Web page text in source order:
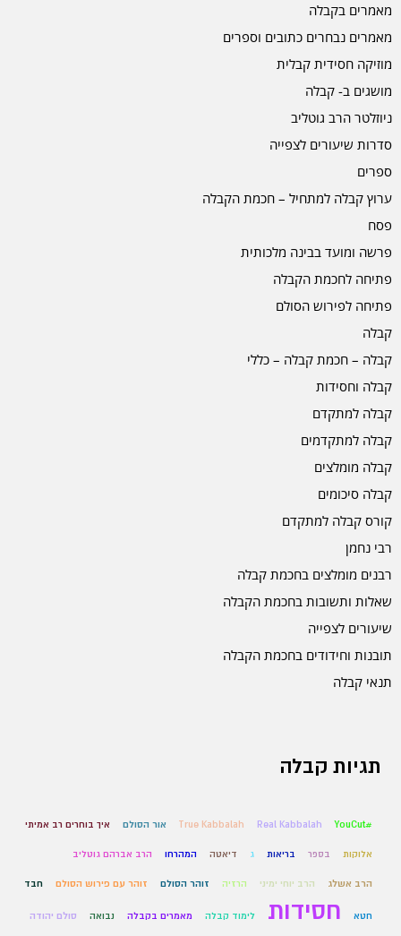
מאמרים בקבלה
מאמרים נבחרים כתובים וספרים
מוזיקה חסידית קבלית
מושגים ב- קבלה
ניוזלטר הרב גוטליב
סדרות שיעורים לצפייה
ספרים
ערוץ קבלה למתחיל – חכמת הקבלה
פסח
פרשה ומועד בבינה מלכותית
פתיחה לחכמת הקבלה
פתיחה לפירוש הסולם
קבלה
קבלה – חכמת קבלה – כללי
קבלה וחסידות
קבלה למתקדם
קבלה למתקדמים
קבלה מומלצים
קבלה סיכומים
קורס קבלה למתקדם
רבי נחמן
רבנים מומלצים בחכמת קבלה
שאלות ותשובות בחכמת הקבלה
שיעורים לצפייה
תובנות וחידודים בחכמת הקבלה
תנאי קבלה
תגיות קבלה
#YouCut
Real Kabbalah
True Kabbalah אור הסולם איך בוחרים רב אמיתי
אלוקות בספר בריאות ג דיאטה המהרחו הרב אברהם גוטליב
הרב אשלג הרב יוחי ימיני הרזיה זוהר הסולם זוהר עם פירוש הסולם חבד
חטא חסידות לימוד קבלה מאמרים בקבלה נבואה סולם יהודה